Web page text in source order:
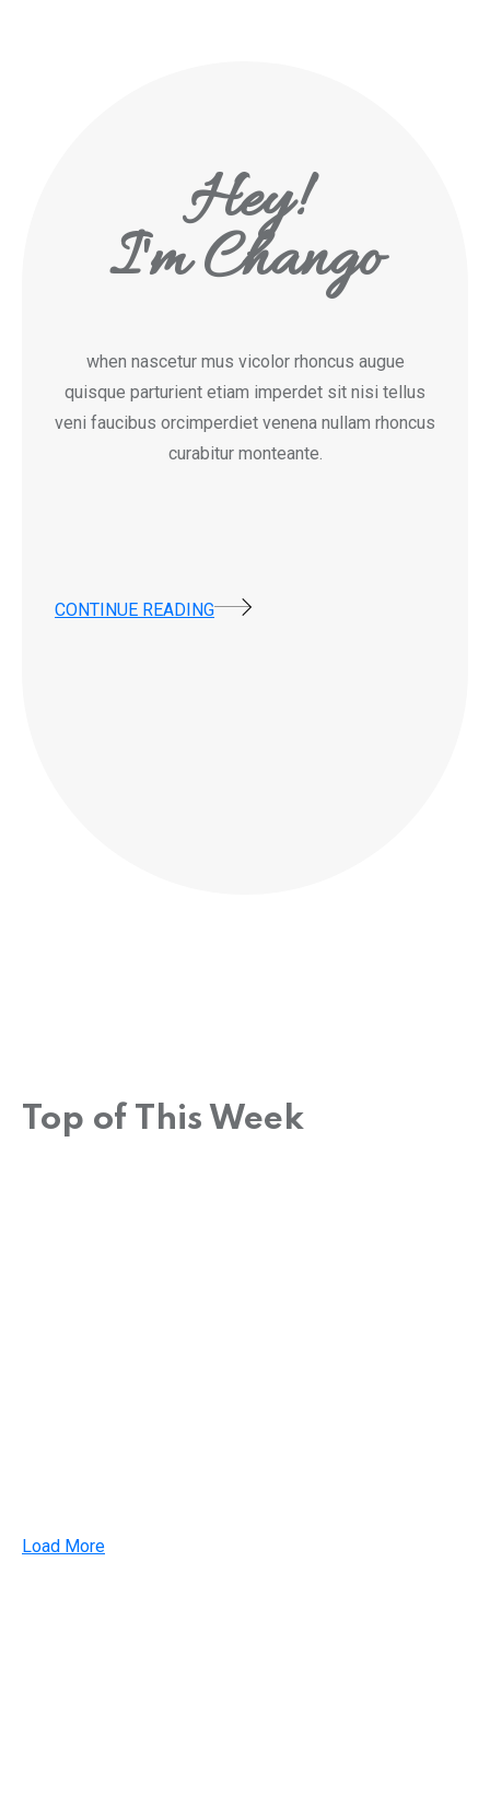
Hey!
I'm Chango
when nascetur mus vicolor rhoncus augue
quisque parturient etiam imperdet sit nisi tellus
veni faucibus orcimperdiet venena nullam rhoncus
curabitur monteante.
CONTINUE READING
Top of This Week
Load More